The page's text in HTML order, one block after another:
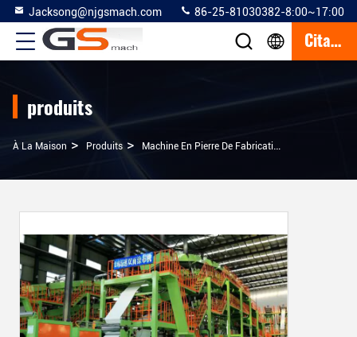
Jacksong@njgsmach.com 86-25-81030382-8:00~17:00
Citation
produits
À La Maison > Produits > Machine En Pierre De Fabrication De Papier